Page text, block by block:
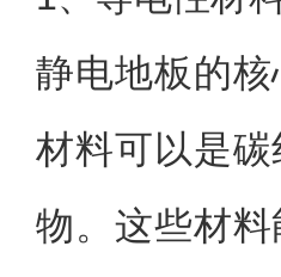
静电地板的
材料可以是
物。这些材